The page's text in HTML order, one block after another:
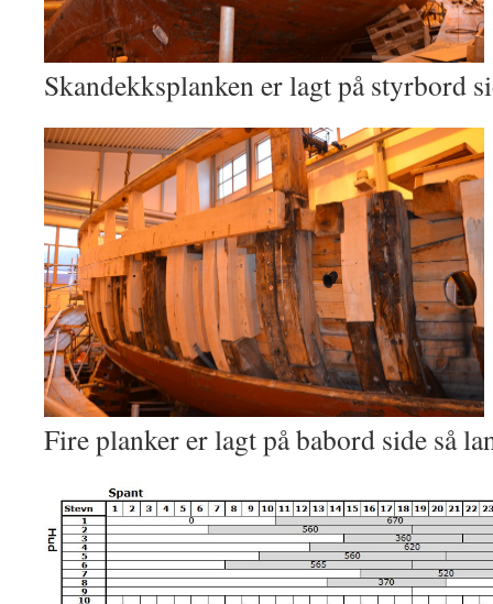
Skandekksplanken er lagt på styrbord
Fire planker er lagt på babord side så